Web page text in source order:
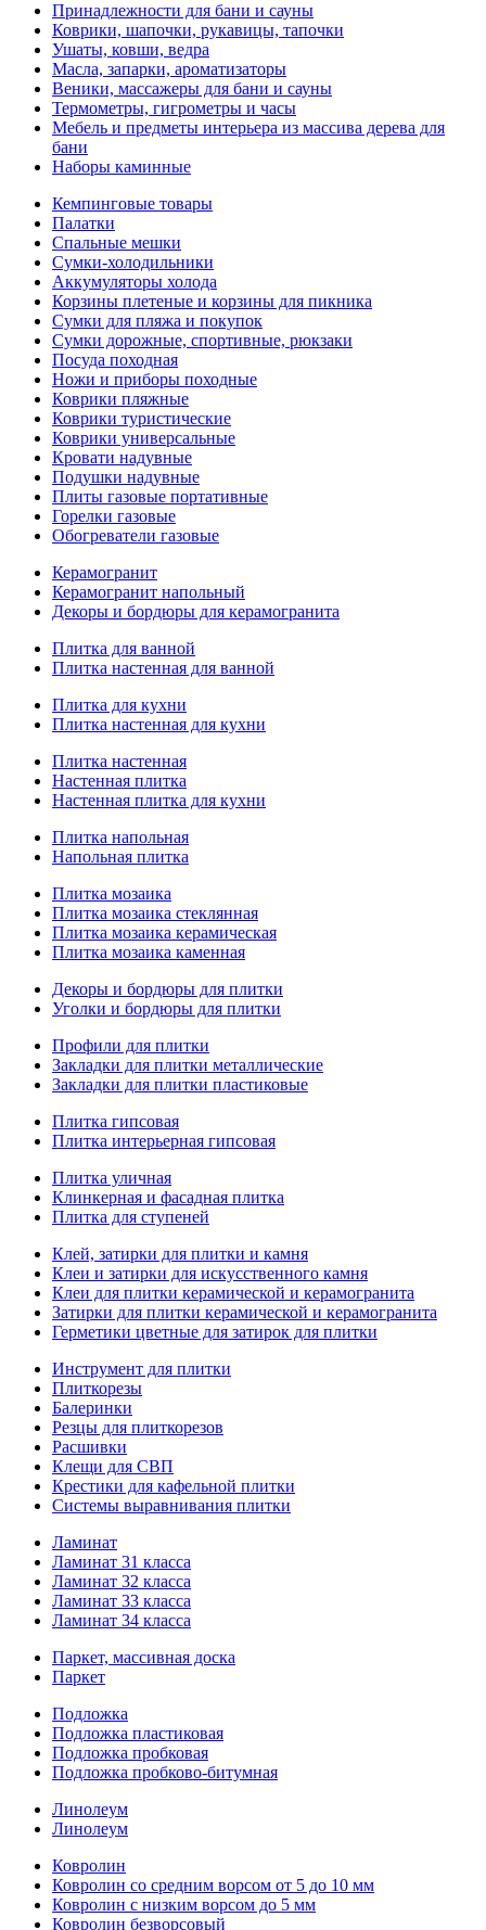
Принадлежности для бани и сауны
Коврики, шапочки, рукавицы, тапочки
Ушаты, ковши, ведра
Масла, запарки, ароматизаторы
Веники, массажеры для бани и сауны
Термометры, гигрометры и часы
Мебель и предметы интерьера из массива дерева для
бани
Наборы каминные
Кемпинговые товары
Палатки
Спальные мешки
Сумки-холодильники
Аккумуляторы холода
Корзины плетеные и корзины для пикника
Сумки для пляжа и покупок
Сумки дорожные, спортивные, рюкзаки
Посуда походная
Ножи и приборы походные
Коврики пляжные
Коврики туристические
Коврики универсальные
Кровати надувные
Подушки надувные
Плиты газовые портативные
Горелки газовые
Обогреватели газовые
Керамогранит
Керамогранит напольный
Декоры и бордюры для керамогранита
Плитка для ванной
Плитка настенная для ванной
Плитка для кухни
Плитка настенная для кухни
Плитка настенная
Настенная плитка
Настенная плитка для кухни
Плитка напольная
Напольная плитка
Плитка мозаика
Плитка мозаика стеклянная
Плитка мозаика керамическая
Плитка мозаика каменная
Декоры и бордюры для плитки
Уголки и бордюры для плитки
Профили для плитки
Закладки для плитки металлические
Закладки для плитки пластиковые
Плитка гипсовая
Плитка интерьерная гипсовая
Плитка уличная
Клинкерная и фасадная плитка
Плитка для ступеней
Клей, затирки для плитки и камня
Клеи и затирки для искусственного камня
Клеи для плитки керамической и керамогранита
Затирки для плитки керамической и керамогранита
Герметики цветные для затирок для плитки
Инструмент для плитки
Плиткорезы
Балеринки
Резцы для плиткорезов
Расшивки
Клещи для СВП
Крестики для кафельной плитки
Системы выравнивания плитки
Ламинат
Ламинат 31 класса
Ламинат 32 класса
Ламинат 33 класса
Ламинат 34 класса
Паркет, массивная доска
Паркет
Подложка
Подложка пластиковая
Подложка пробковая
Подложка пробково-битумная
Линолеум
Линолеум
Ковролин
Ковролин со средним ворсом от 5 до 10 мм
Ковролин с низким ворсом до 5 мм
Ковролин безворсовый